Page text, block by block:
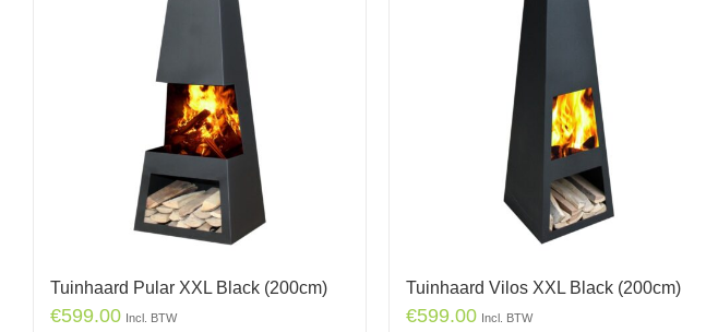
Tuinhaard Pular XXL Black (200cm)
€599.00 Incl. BTW
Tuinhaard Vilos XXL Black (200cm)
€599.00 Incl. BTW